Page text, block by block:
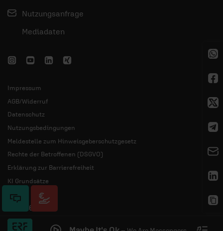
Nutzungsanfrage
Mediadaten
Impressum
AGB/Widerruf
Datenschutz
Nutzungsbedingungen
Meldestelle zum Hinweisgeberschutzgesetz
Rechte der Betroffenen (DSGVO)
Erklärung zur Barrierefreiheit
KI Grundsätze
© 2026 ERF